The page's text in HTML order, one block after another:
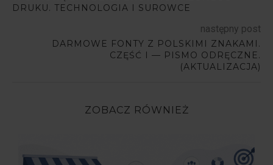
DRUKU. TECHNOLOGIA I SUROWCE
następny post
DARMOWE FONTY Z POLSKIMI ZNAKAMI.
CZĘŚĆ I — PISMO ODRĘCZNE.
(AKTUALIZACJA)
ZOBACZ RÓWNIEŻ